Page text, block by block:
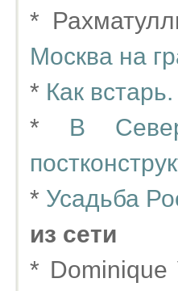
*
Москва на
* Как
* В
* Усадьба
из сети
*